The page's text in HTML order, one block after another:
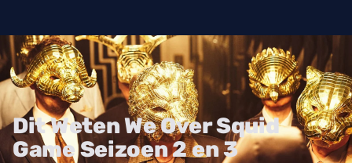
Dit Weten We Over Squid
Game Seizoen 2 en 3